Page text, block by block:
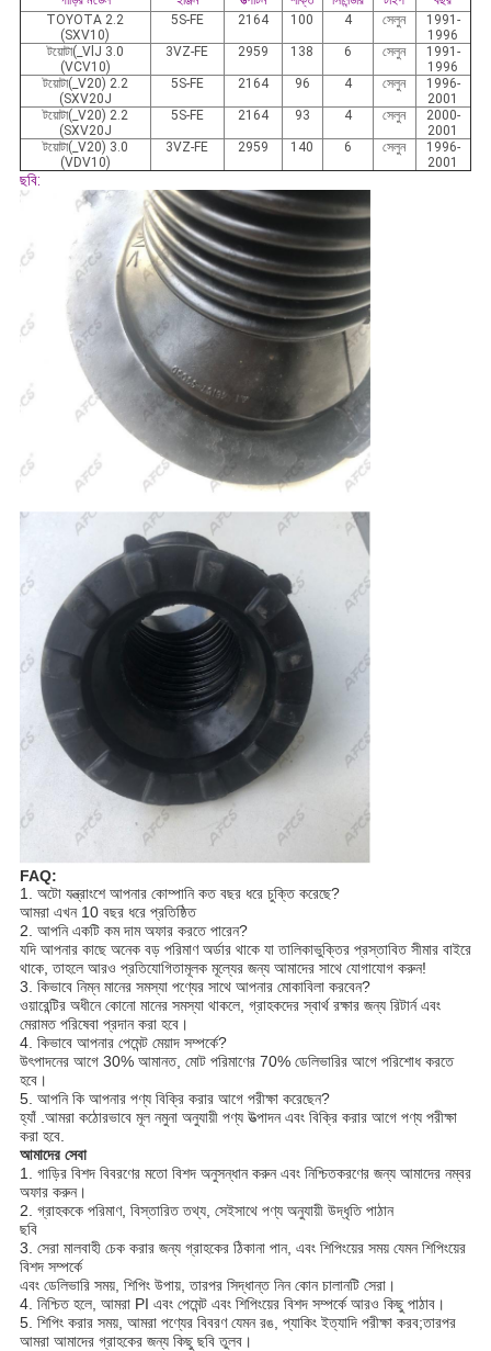
TOYOTA 2.2
(SXV10)
5S-FE 2164 100 4 সেলুন
1991-
1996
টয়োটা( _VlJ 3.0
(VCV10)
3VZ-FE 2959 138 6 সেলুন
1991-
1996
টয়োটা(_V20) 2.2
(SXV20J
5S-FE 2164 96 4 সেলুন
1996-
2001
টয়োটা(_V20) 2.2
(SXV20J
5S-FE 2164 93 4 সেলুন
2000-
2001
টয়োটা(_V20) 3.0
(VDV10)
3VZ-FE 2959 140 6 সেলুন
1996-
2001
ছবি:
FAQ:
1. অটো যন্ত্রাংশে আপনার কোম্পানি কত বছর ধরে চুক্তি করেছে?
আমরা এখন 10 বছর ধরে প্রতিষ্ঠিত
2. আপনি একটি কম দাম অফার করতে পারেন?
যদি আপনার কাছে অনেক বড় পরিমাণ অর্ডার থাকে যা তালিকাভুক্তির প্রস্তাবিত সীমার বাইরে
থাকে, তাহলে আরও প্রতিযোগিতামূলক মূল্যের জন্য আমাদের সাথে যোগাযোগ করুন!
3. কিভাবে নিম্ন মানের সমস্যা পণ্যের সাথে আপনার মোকাবিলা করবেন?
ওয়ারেন্টির অধীনে কোনো মানের সমস্যা থাকলে, গ্রাহকদের স্বার্থ রক্ষার জন্য রিটার্ন এবং
মেরামত পরিষেবা প্রদান করা হবে।
4. কিভাবে আপনার পেমেন্ট মেয়াদ সম্পর্কে?
উৎপাদনের আগে 30% আমানত, মোট পরিমাণের 70% ডেলিভারির আগে পরিশোধ করতে
হবে।
5. আপনি কি আপনার পণ্য বিক্রি করার আগে পরীক্ষা করেছেন?
হ্যাঁ .আমরা কঠোরভাবে মূল নমুনা অনুযায়ী পণ্য উত্পাদন এবং বিক্রি করার আগে পণ্য পরীক্ষা
করা হবে.
আমাদের সেবা
1. গাড়ির বিশদ বিবরণের মতো বিশদ অনুসন্ধান করুন এবং নিশ্চিতকরণের জন্য আমাদের নম্বর
অফার করুন।
2. গ্রাহককে পরিমাণ, বিস্তারিত তথ্য, সেইসাথে পণ্য অনুযায়ী উদ্ধৃতি পাঠান
ছবি
3. সেরা মালবাহী চেক করার জন্য গ্রাহকের ঠিকানা পান, এবং শিপিংয়ের সময় যেমন শিপিংয়ের
বিশদ সম্পর্কে
এবং ডেলিভারি সময়, শিপিং উপায়, তারপর সিদ্ধান্ত নিন কোন চালানটি সেরা।
4. নিশ্চিত হলে, আমরা PI এবং পেমেন্ট এবং শিপিংয়ের বিশদ সম্পর্কে আরও কিছু পাঠাব।
5. শিপিং করার সময়, আমরা পণ্যের বিবরণ যেমন রঙ, প্যাকিং ইত্যাদি পরীক্ষা করব;তারপর
আমরা আমাদের গ্রাহকের জন্য কিছু ছবি তুলব।